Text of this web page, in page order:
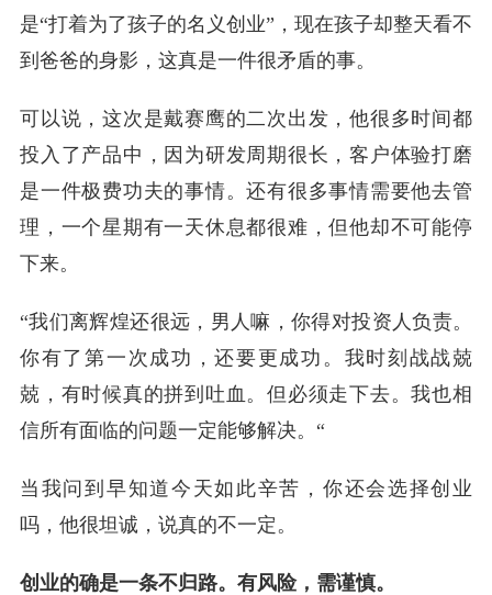
是“打着为了孩子的名义创业”，现在孩子却整天看不
到爸爸的身影，这真是一件很矛盾的事。
可以说，这次是戴赛鹰的二次出发，他很多时间都
投入了产品中，因为研发周期很长，客户体验打磨
是一件极费功夫的事情。还有很多事情需要他去管
理，一个星期有一天休息都很难，但他却不可能停
下来。
“我们离辉煌还很远，男人嘛，你得对投资人负责。
你有了第一次成功，还要更成功。我时刻战战兢
兢，有时候真的拼到吐血。但必须走下去。我也相
信所有面临的问题一定能够解决。“
当我问到早知道今天如此辛苦，你还会选择创业
吗，他很坦诚，说真的不一定。
创业的确是一条不归路。有风险，需谨慎。